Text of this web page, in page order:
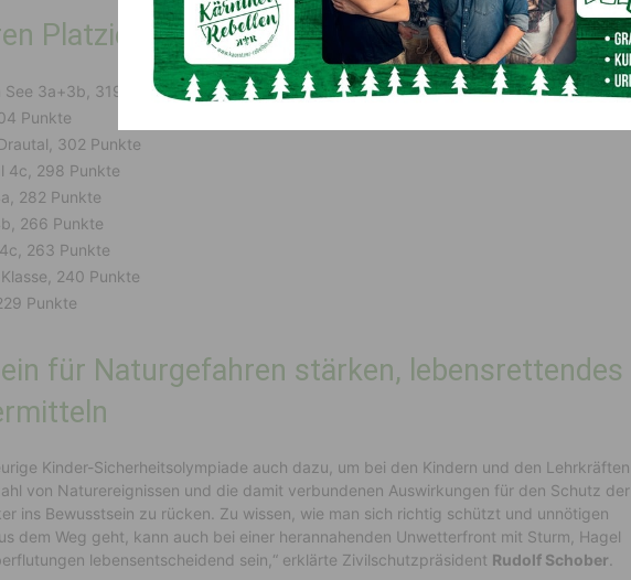
Platzierungen
3a+3b, 319 Punkte
Punkte
302 Punkte
4c, 298 Punkte
282 Punkte
266 Punkte
263 Punkte
240 Punkte
Punkte
für Naturgefahren stärken, lebensrettendes
Kinder-Sicherheitsolympiade auch dazu, um bei den Kindern und den Lehrkräften
von Naturereignissen und die damit verbundenen Auswirkungen für den Schutz der
ins Bewusstsein zu rücken. Zu wissen, wie man sich richtig schützt und unnötigen
dem Weg geht, kann auch bei einer herannahenden Unwetterfront mit Sturm, Hagel
lebensentscheidend sein,“ erklärte Zivilschutzpräsident Rudolf Schober